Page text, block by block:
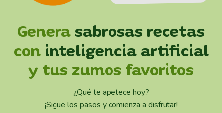
Genera sabrosas recetas
con inteligencia artificial
y tus zumos favoritos
¿Qué te apetece hoy?
¡Sigue los pasos y comienza a disfrutar!